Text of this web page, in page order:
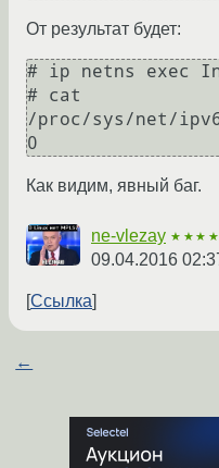
От результат будет:
# ip netns exec
# cat
/proc/sys/net/
Как видим, явный баг.
ne-vlezay
09.04.2016
Ссылка
←